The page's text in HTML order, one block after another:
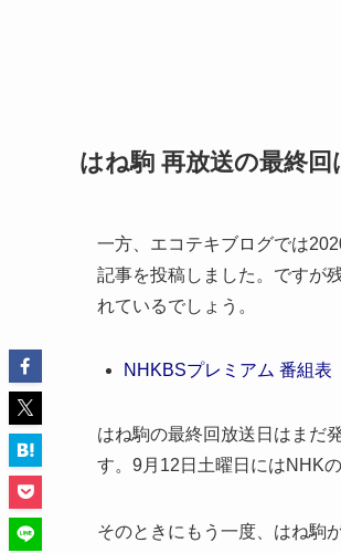
はね駒 再放送の最終回
一方、エコテキブログでは
記事を投稿しました。ですが
れているでしょう。
NHKBSプレミアム 番組表
はね駒の最終回放送日はまだ
す。9月12日土曜日にはNHK
そのときにもう一度、はね駒